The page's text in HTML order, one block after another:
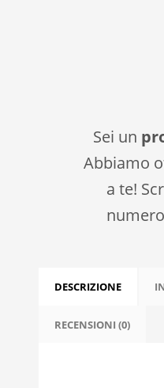
Sei un
Abbiamo
a te!
numero
DESCRIZIONE
RECENSIONI (0)